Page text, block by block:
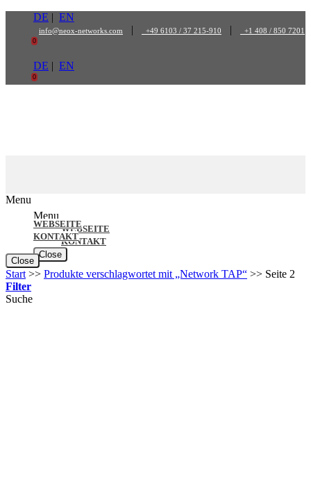
springen
DE | EN
info@neox-networks.com | +49 6103 / 37 215-910 | +1 408 / 850 7201
0
DE | EN
0
Menu
WEBSEITE
KONTAKT
Close
Menu
WEBSEITE
KONTAKT
Close
Start >> Produkte verschlagwortet mit „Network TAP“ >> Seite 2
Filter
Suche